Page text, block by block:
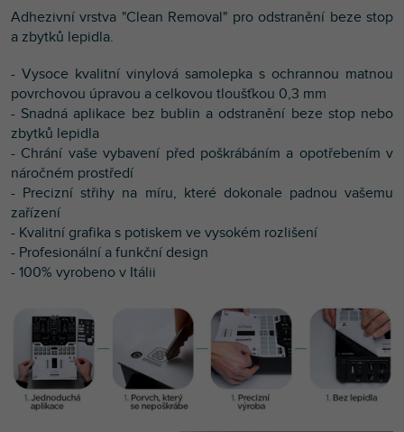
Adhezivní vrstva "Clean Removal" pro odstranění beze stop
a zbytků lepidla.
- Vysoce kvalitní vinylová samolepka s ochrannou matnou
povrchovou úpravou a celkovou tloušťkou 0,3 mm
- Snadná aplikace bez bublin a odstranění beze stop nebo
zbytků lepidla
- Chrání vaše vybavení před poškrábáním a opotřebením v
náročném prostředí
- Precizní střihy na míru, které dokonale padnou vašemu
zařízení
- Kvalitní grafika s potiskem ve vysokém rozlišení
- Profesionální a funkční design
- 100% vyrobeno v Itálii